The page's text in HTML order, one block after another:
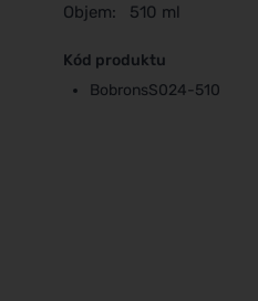
Objem: 510 ml
Kód produktu
BobronsS024-510